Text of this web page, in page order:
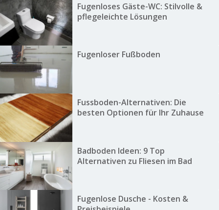
Fugenloses Gäste-WC: Stilvolle &
pflegeleichte Lösungen
Fugenloser Fußboden
Fussboden-Alternativen: Die
besten Optionen für Ihr Zuhause
Badboden Ideen: 9 Top
Alternativen zu Fliesen im Bad
Fugenlose Dusche - Kosten &